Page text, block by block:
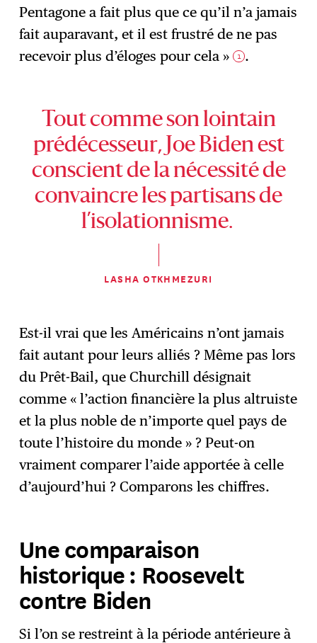
Pentagone a fait plus que ce qu’il n’a jamais
fait auparavant, et il est frustré de ne pas
recevoir plus d’éloges pour cela » 1 .
Tout comme son lointain
prédécesseur, Joe Biden est
conscient de la nécessité de
convaincre les partisans de
l’isolationnisme.
LASHA OTKHMEZURI
Est-il vrai que les Américains n’ont jamais
fait autant pour leurs alliés ? Même pas lors
du Prêt-Bail, que Churchill désignait
comme « l’action financière la plus altruiste
et la plus noble de n’importe quel pays de
toute l’histoire du monde » ? Peut-on
vraiment comparer l’aide apportée à celle
d’aujourd’hui ? Comparons les chiffres.
Une comparaison
historique : Roosevelt
contre Biden
Si l’on se restreint à la période antérieure à